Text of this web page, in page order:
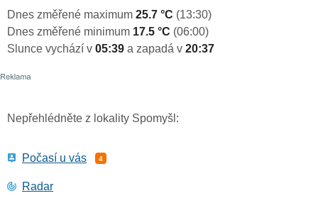
Dnes změřené maximum 25.7 °C (13:30)
Dnes změřené minimum 17.5 °C (06:00)
Slunce vychází v 05:39 a zapadá v 20:37
Nepřehlédněte z lokality Spomyšl:
Počasí u vás 4
Radar